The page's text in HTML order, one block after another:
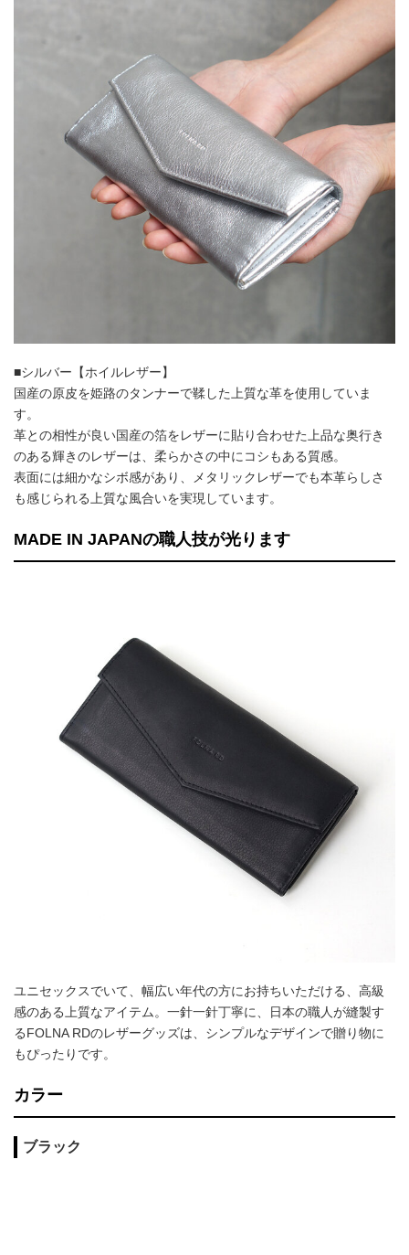
■シルバー【ホイルレザー】
国産の原皮を姫路のタンナーで鞣した上質な革を使用していま
す。
革との相性が良い国産の箔をレザーに貼り合わせた上品な奥行き
のある輝きのレザーは、柔らかさの中にコシもある質感。
表面には細かなシボ感があり、メタリックレザーでも本革らしさ
も感じられる上質な風合いを実現しています。
MADE IN JAPANの職人技が光ります
ユニセックスでいて、幅広い年代の方にお持ちいただける、高級
感のある上質なアイテム。一針一針丁寧に、日本の職人が縫製す
るFOLNA RDのレザーグッズは、シンプルなデザインで贈り物に
もぴったりです。
カラー
ブラック